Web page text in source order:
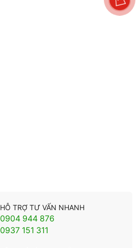
HỖ TRỢ TƯ VẤN NHANH
0904 944 876
0937 151 311